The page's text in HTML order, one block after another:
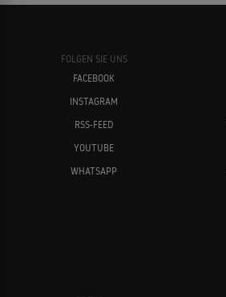
FOLGEN SIE UNS
FACEBOOK
INSTAGRAM
RSS-FEED
YOUTUBE
WHATSAPP